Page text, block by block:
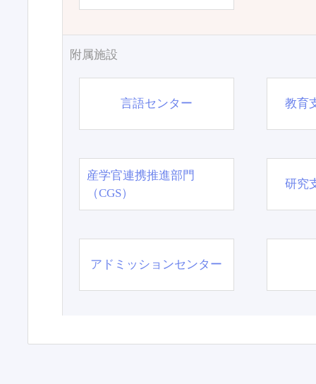
附属施設
言語センター 教育
産学官連携推進部門
（CGS）
研究
アドミッションセンター